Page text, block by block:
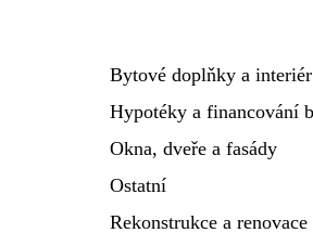
Bytové doplňky a interiér
Hypotéky a financování
Okna, dveře a fasády
Ostatní
Rekonstrukce a renovace